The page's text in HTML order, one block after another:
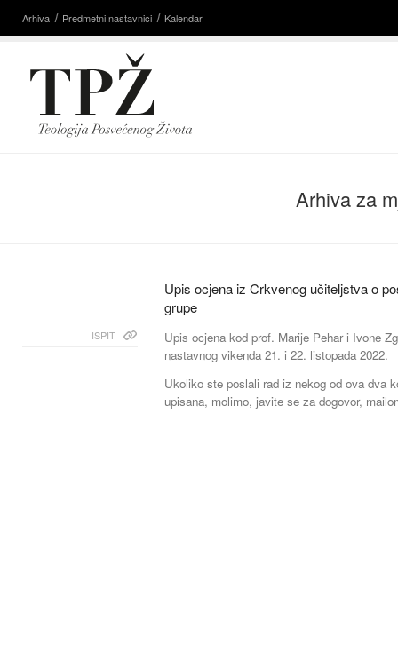
Arhiva Predmetni nastavnici Kalendar
Arhiva za
Upis ocjena iz Crkvenog učiteljstva o
grupe
ISPIT
Upis ocjena kod prof. Marije Pehar i Ivone
nastavnog vikenda 21. i 22. listopada 2022.
Ukoliko ste poslali rad iz nekog od ova dva
upisana, molimo, javite se za dogovor,